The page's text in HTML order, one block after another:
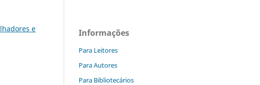
e
Informações
Para Leitores
Para Autores
Para Bibliotecários